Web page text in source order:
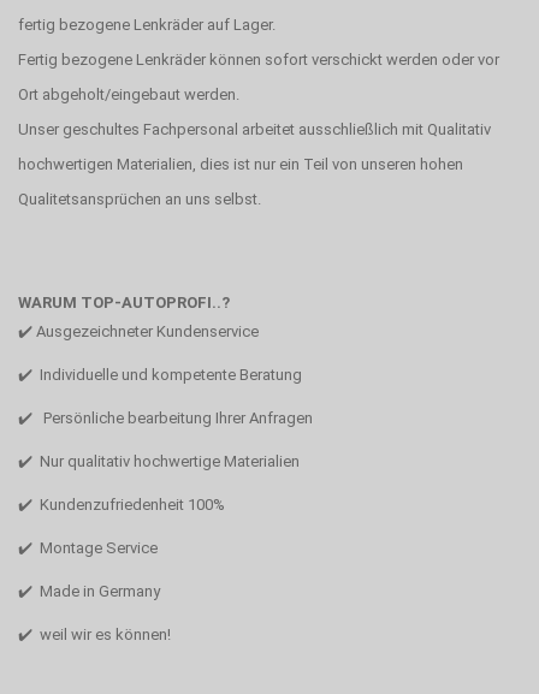
fertig bezogene Lenkräder auf Lager.
Fertig bezogene Lenkräder können sofort verschickt werden oder vor
Ort abgeholt/eingebaut werden.
Unser geschultes Fachpersonal arbeitet ausschließlich mit Qualitativ
hochwertigen Materialien, dies ist nur ein Teil von unseren hohen
Qualitetsansprüchen an uns selbst.
WARUM TOP-AUTOPROFI..?
✔️ Ausgezeichneter Kundenservice
✔️ Individuelle und kompetente Beratung
✔️ Persönliche bearbeitung Ihrer Anfragen
✔️ Nur qualitativ hochwertige Materialien
✔️ Kundenzufriedenheit 100%
✔️ Montage Service
✔️ Made in Germany
✔️ weil wir es können!